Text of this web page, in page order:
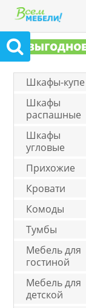
Шкафы-купе
Шкафы
распашные
Шкафы
угловые
Прихожие
Кровати
Комоды
Тумбы
Мебель для
гостиной
Мебель для
детской